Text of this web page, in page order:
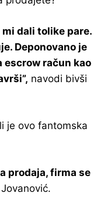
mi dali tolike pare.
Deponovano je
escrow račun kao
navodi bivši
je ovo fantomska
prodaja, firma se